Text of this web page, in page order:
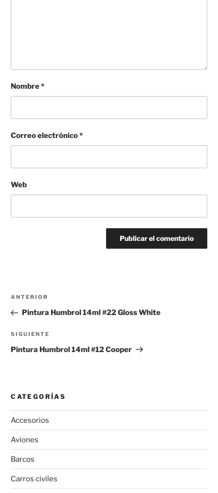
Nombre*
Correo electrónico*
Web
Navegación
entradas
Entrada
anterior:
ANTERIOR
Pintura Humbrol 14ml #22 Gloss White
Siguiente
entrada
SIGUIENTE
Pintura Humbrol 14ml #12 Cooper
CATEGORÍAS
Accesorios
Aviones
Barcos
Carros civiles